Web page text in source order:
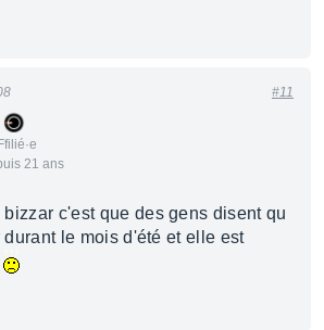
21 ans
#11
c'est que des gens disent qu
le mois d'été et elle est